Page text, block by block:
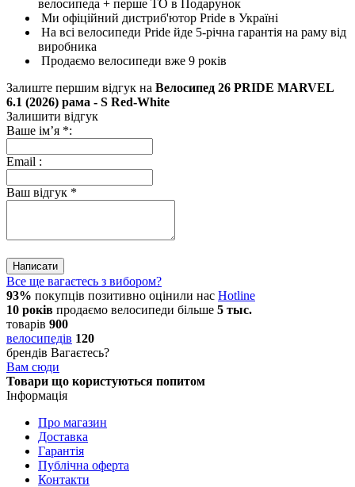
велосипеда + перше ТО в Подарунок
Ми офіційний дистриб'ютор Pride в Україні
На всі велосипеди Pride йде 5-річна гарантія на раму від
виробника
Продаємо велосипеди вже 9 років
Залиште першим відгук на Велосипед 26 PRIDE MARVEL
6.1 (2026) рама - S Red-White
Залишити відгук
Ваше ім’я *:
Email :
Ваш відгук *
Написати
Все ще вагаєтесь з вибором?
93% покупців позитивно оцінили нас Hotline
10 років продаємо велосипеди більше 5 тыс.
товарів 900
велосипедів 120
брендів Вагаєтесь?
Вам сюди
Товари що користуються попитом
Інформація
Про магазин
Доставка
Гарантія
Публічна оферта
Контакти